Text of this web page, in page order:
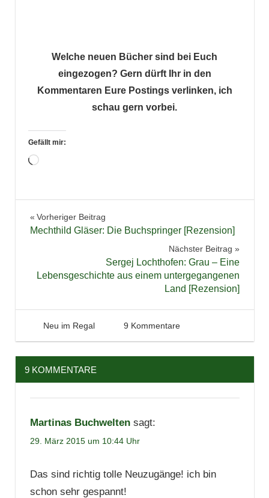
Welche neuen Bücher sind bei Euch
eingezogen? Gern dürft Ihr in den
Kommentaren Eure Postings verlinken, ich
schau gern vorbei.
Gefällt mir:
Wird
Beitragsnavigation
Vorheriger Beitrag
Mechthild Gläser: Die Buchspringer [Rezension]
Nächster Beitrag
Sergej Lochthofen: Grau – Eine
Lebensgeschichte aus einem untergegangenen
Land [Rezension]
29. März 2015
Tintenhain
Neu im Regal 9 Kommentare
9 KOMMENTARE
Martinas Buchwelten sagt:
29. März 2015 um 10:44 Uhr
Das sind richtig tolle Neuzugänge! ich bin
schon sehr gespannt!